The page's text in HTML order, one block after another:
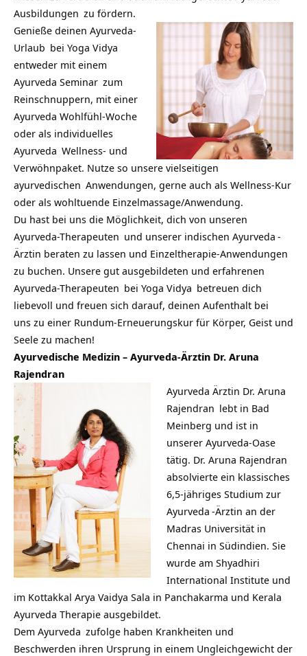
Ausbildungen zu fördern.
Genieße deinen Ayurveda-
Urlaub bei Yoga Vidya
entweder mit einem
Ayurveda Seminar zum
Reinschnuppern, mit einer
Ayurveda Wohlfühl-Woche
oder als individuelles
Ayurveda Wellness- und
Verwöhnpaket. Nutze so unsere vielseitigen
ayurvedischen Anwendungen, gerne auch als Wellness-Kur
oder als wohltuende Einzelmassage/Anwendung.
Du hast bei uns die Möglichkeit, dich von unseren
Ayurveda-Therapeuten und unserer indischen Ayurveda -
Ärztin beraten zu lassen und Einzeltherapie-Anwendungen
zu buchen. Unsere gut ausgebildeten und erfahrenen
Ayurveda-Therapeuten bei Yoga Vidya betreuen dich
liebevoll und freuen sich darauf, deinen Aufenthalt bei
uns zu einer Rundum-Erneuerungskur für Körper, Geist und
Seele zu machen!
Ayurvedische Medizin – Ayurveda-Ärztin Dr. Aruna
Rajendran
Ayurveda Ärztin Dr. Aruna
Rajendran lebt in Bad
Meinberg und ist in
unserer Ayurveda-Oase
tätig. Dr. Aruna Rajendran
absolvierte ein klassisches
6,5-jähriges Studium zur
Ayurveda -Ärztin an der
Madras Universität in
Chennai in Südindien. Sie
wurde am Shyadhiri
International Institute und
im Kottakkal Arya Vaidya Sala in Panchakarma und Kerala
Ayurveda Therapie ausgebildet.
Dem Ayurveda zufolge haben Krankheiten und
Beschwerden ihren Ursprung in einem Ungleichgewicht der